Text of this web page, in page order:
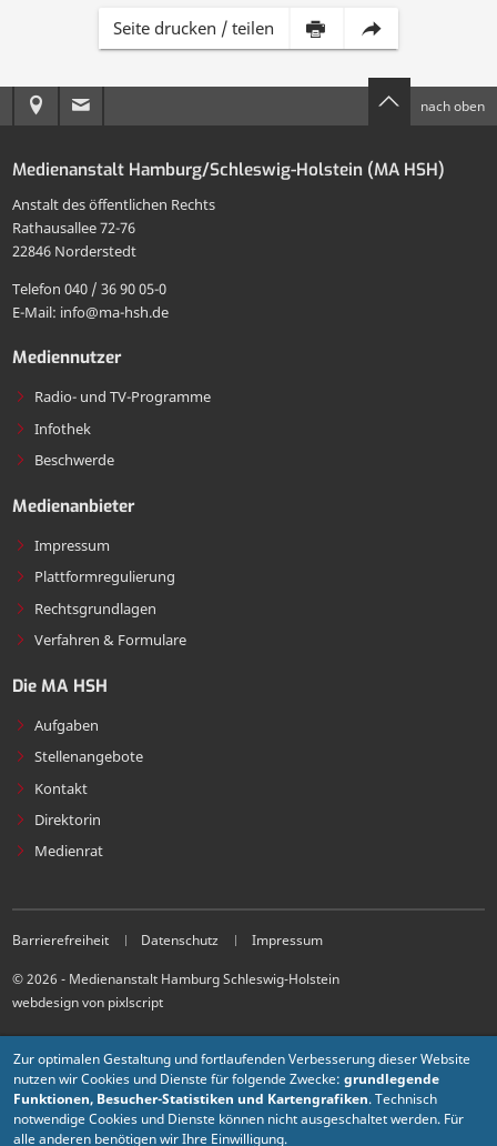
Seite drucken / teilen
Inhalt Diese
per
Anreise
MA
HSH
an
die
MA
HSH
nach oben
Medienanstalt Hamburg/Schleswig-Holstein (MA HSH)
Anstalt des öffentlichen Rechts
Rathausallee 72-76
22846 Norderstedt
Telefon 040 / 36 90 05-0
E-Mail: info@ma-hsh.de
Mediennutzer
Radio- und TV-Programme
Infothek
Beschwerde
Medienanbieter
Impressum
Plattformregulierung
Rechtsgrundlagen
Verfahren & Formulare
Die MA HSH
Aufgaben
Stellenangebote
Kontakt
Direktorin
Medienrat
Barrierefreiheit Datenschutz Impressum
© 2026 - Medienanstalt Hamburg Schleswig-Holstein
webdesign von pixlscript
Zur optimalen Gestaltung und fortlaufenden Verbesserung dieser Website
nutzen wir Cookies und Dienste für folgende Zwecke: grundlegende
Funktionen, Besucher-Statistiken und Kartengrafiken. Technisch
notwendige Cookies und Dienste können nicht ausgeschaltet werden. Für
alle anderen benötigen wir Ihre Einwilligung.